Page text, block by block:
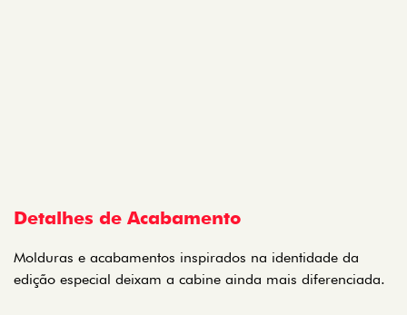
Detalhes de Acabamento
Molduras e acabamentos inspirados na identidade da
edição especial deixam a cabine ainda mais diferenciada.